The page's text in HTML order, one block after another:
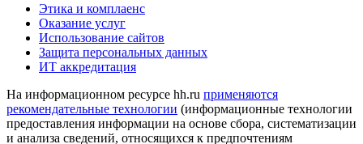
Этика и комплаенс
Оказание услуг
Использование сайтов
Защита персональных данных
ИТ аккредитация
На информационном ресурсе hh.ru применяются
рекомендательные технологии (информационные технологии
предоставления информации на основе сбора, систематизации
и анализа сведений, относящихся к предпочтениям